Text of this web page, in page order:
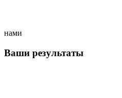
нами
Ваши результаты